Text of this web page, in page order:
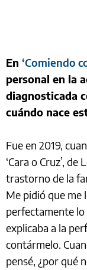
En ‘Comiendo
personal en la
diagnosticada
cuándo nace
Fue en 2019,
‘Cara o Cruz’,
trastorno de la
Me pidió que me
perfectamente lo
explicaba a la
contármelo.
pensé, ¿por qué